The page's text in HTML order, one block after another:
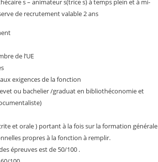
s – animateur s(trice s) à temps plein et à mi-
de recrutement valable 2 ans
de l’UE
exigences de la fonction
ou bachelier /graduat en bibliothéconomie et
et orale ) portant à la fois sur la formation générale
propres à la fonction à remplir.
épreuves est de 50/100 .